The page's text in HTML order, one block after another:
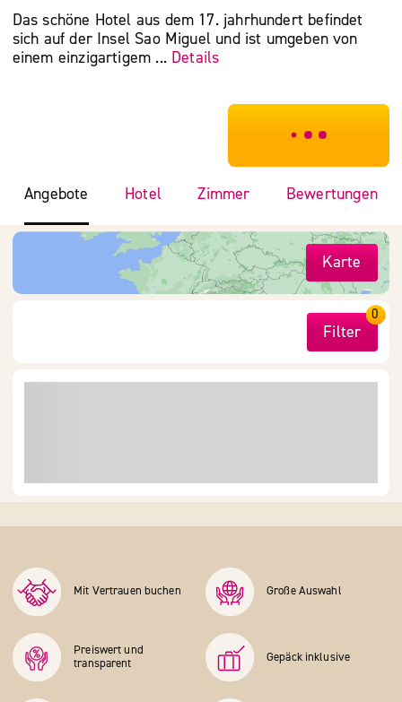
Das schöne Hotel aus dem 17. jahrhundert befindet
sich auf der Insel Sao Miguel und ist umgeben von
einem einzigartigem ... Details
***************
Angebote Hotel Zimmer Bewertungen
Karte
Filter
0
Mit Vertrauen buchen Große Auswahl
Preiswert und
transparent
Gepäck inklusive